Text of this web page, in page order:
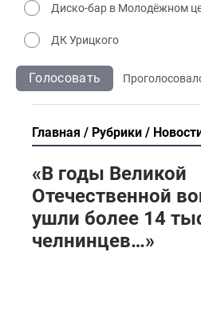
Диско-бар в Молодёжном
ДК Урицкого
Голосовать
Главная Рубрики
«В годы Великой
Отечественной
ушли более 14
челнинцев…»